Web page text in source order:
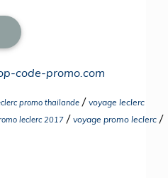
code-promo.com
promo thailande / voyage leclerc
leclerc 2017 / voyage promo leclerc /